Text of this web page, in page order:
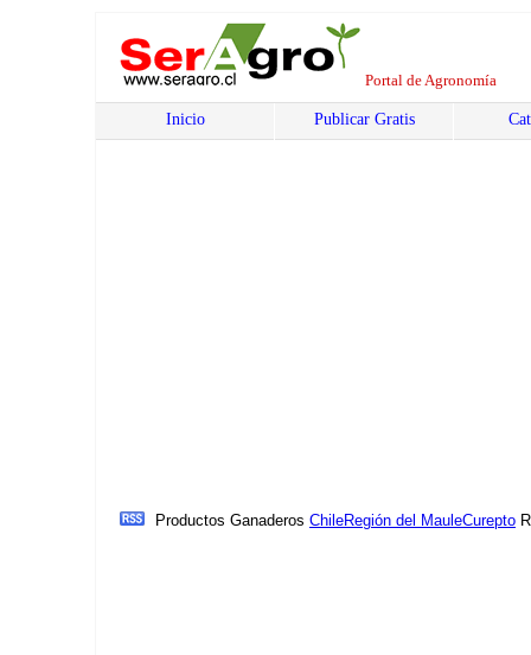
Portal de Agronomía
Inicio Publicar Gratis
Productos Ganaderos ChileRegión del MauleCurepto